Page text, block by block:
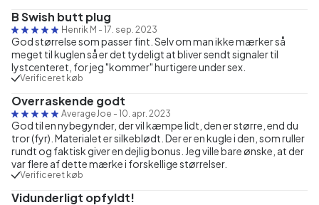
B Swish butt plug
Henrik M - 17. sep. 2023
God størrelse som passer fint. Selv om man ikke mærker så
meget til kuglen så er det tydeligt at bliver sendt signaler til
lystcenteret, for jeg "kommer" hurtigere under sex.
Verificeret køb
Overraskende godt
AverageJoe - 10. apr. 2023
God til en nybegynder, der vil kæmpe lidt, den er større, end du
tror (fyr). Materialet er silkeblødt. Der er en kugle i den, som ruller
rundt og faktisk giver en dejlig bonus. Jeg ville bare ønske, at der
var flere af dette mærke i forskellige størrelser.
Verificeret køb
Vidunderligt opfyldt!